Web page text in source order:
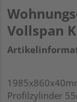
Vollspan
Profilzylinder